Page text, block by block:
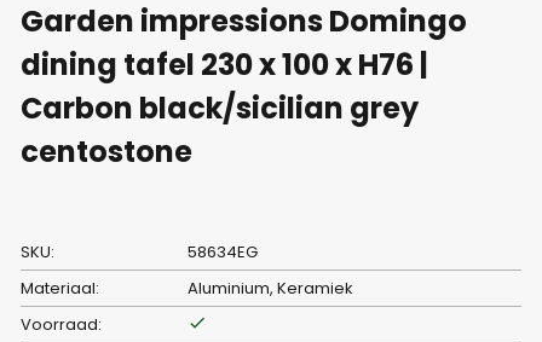
Garden impressions Domingo
dining tafel 230 x 100 x H76 |
Carbon black/sicilian grey
centostone
SKU:
58634EG
Materiaal:
Aluminium, Keramiek
Voorraad: